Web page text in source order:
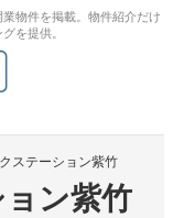
物件を掲載。物件紹介だけ
を提供。
ステーション紫竹
ン紫竹